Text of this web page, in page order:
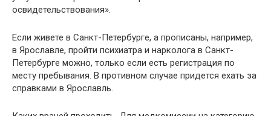
освидетельствования».
Если живете в Санкт-Петербурге, а прописаны, например,
в Ярославле, пройти психиатра и нарколога в Санкт-
Петербурге можно, только если есть регистрация по
месту пребывания. В противном случае придется ехать за
справками в Ярославль.